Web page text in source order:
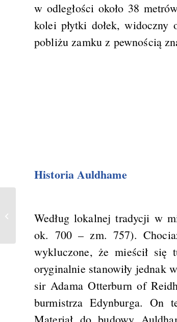
w odległości około 38
kolei płytki dołek, widoczny
pobliżu zamku z pewnością
Historia Auldhame
Według lokalnej tradycji w
ok. 700 – zm. 757).
wykluczone, że mieścił się
oryginalnie stanowiły jednak
sir Adama Otterburn of
burmistrza Edynburga. On
Materiał do budowy
Knockdavie Castle